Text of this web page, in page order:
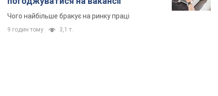
Чого найбільше бракує на ринку праці
9 годин тому 3,1 т.